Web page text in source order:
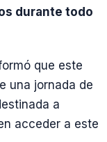
durante todo
que este
una jornada de
a
acceder a este